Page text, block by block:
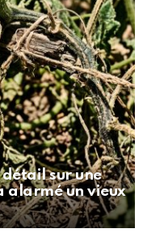
sur une
alarmé un vieux